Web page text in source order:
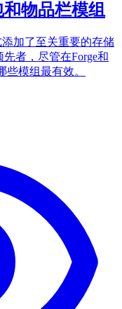
物品栏模组
加了至关重要的存储
者，尽管在Forge和
些模组最有效。